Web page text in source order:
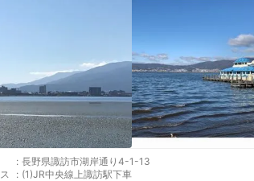
: 長野県諏訪市湖岸通り4-1-13
: (1)JR中央線上諏訪駅下車